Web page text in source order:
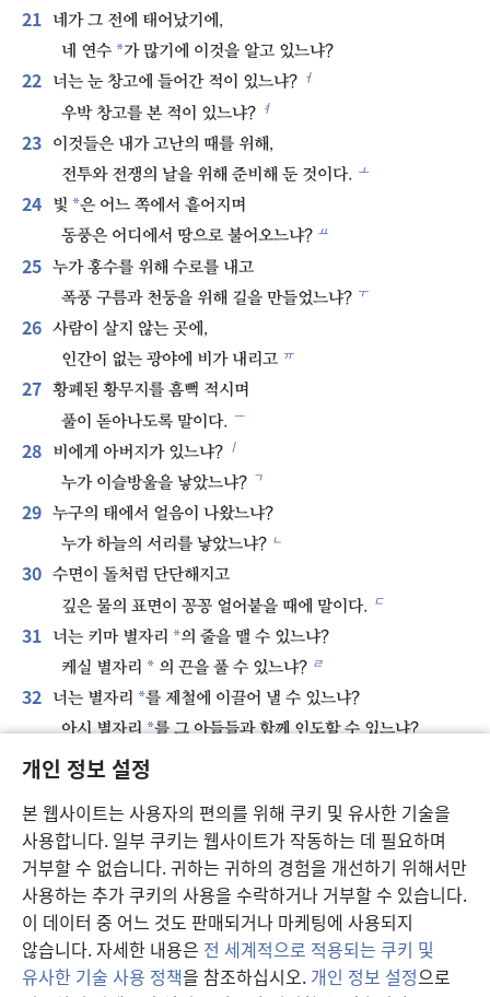
개인 정보 설정
본 웹사이트는 사용자의 편의를 위해 쿠키 및 유사한 기술을
사용합니다. 일부 쿠키는 웹사이트가 작동하는 데 필요하며
거부할 수 없습니다. 귀하는 귀하의 경험을 개선하기 위해서만
사용하는 추가 쿠키의 사용을 수락하거나 거부할 수 있습니다.
이 데이터 중 어느 것도 판매되거나 마케팅에 사용되지
않습니다. 자세한 내용은 전 세계적으로 적용되는 쿠키 및
유사한 기술 사용 정책을 참조하십시오. 개인 정보 설정으로
21
네가 그 전에 태어났기에,
네 연수 *가 많기에 이것을 알고 있느냐?
22 너는 눈 창고에 들어간 적이 있느냐? ㅓ
우박 창고를 본 적이 있느냐? ㅕ
23
이것들은 내가 고난의 때를 위해,
전투와 전쟁의 날을 위해 준비해 둔 것이다. ㅗ
24 빛 *은 어느 쪽에서 흩어지며
동풍은 어디에서 땅으로 불어오느냐? ㅛ
25 누가 홍수를 위해 수로를 내고
폭풍 구름과 천둥을 위해 길을 만들었느냐? ㅜ
26 사람이 살지 않는 곳에,
인간이 없는 광야에 비가 내리고 ㅠ
27 황폐된 황무지를 흠뻑 적시며
풀이 돋아나도록 말이다. ㅡ
28 비에게 아버지가 있느냐? ㅣ
누가 이슬방울을 낳았느냐? ㄱ
29 누구의 태에서 얼음이 나왔느냐?
누가 하늘의 서리를 낳았느냐? ㄴ
30 수면이 돌처럼 단단해지고
깊은 물의 표면이 꽁꽁 얼어붙을 때에 말이다. ㄷ
31 너는 키마 별자리 *의 줄을 맬 수 있느냐?
케실 별자리 * 의 끈을 풀 수 있느냐? ㄹ
32 너는 별자리 *를 제철에 이끌어 낼 수 있느냐?
아시 별자리 *를 그 아들들과 함께 인도할 수 있느냐?
33 너는 하늘을 지배하는 법칙을 아느냐?
34 너는 구름에게 호령하여
홍수가 너를 덮게 할 수 있느냐? ㅂ
35
네가 번갯불을 내보낼 수 있느냐?
그것들이 네게 와서 ‘우리가 다녀왔습니다!’ 하겠느냐?
36 누가 구름 * 속에 지혜를 두었느냐? ㅅ
누가 하늘 현상에 * 이해력을 주었느냐? ㅇ